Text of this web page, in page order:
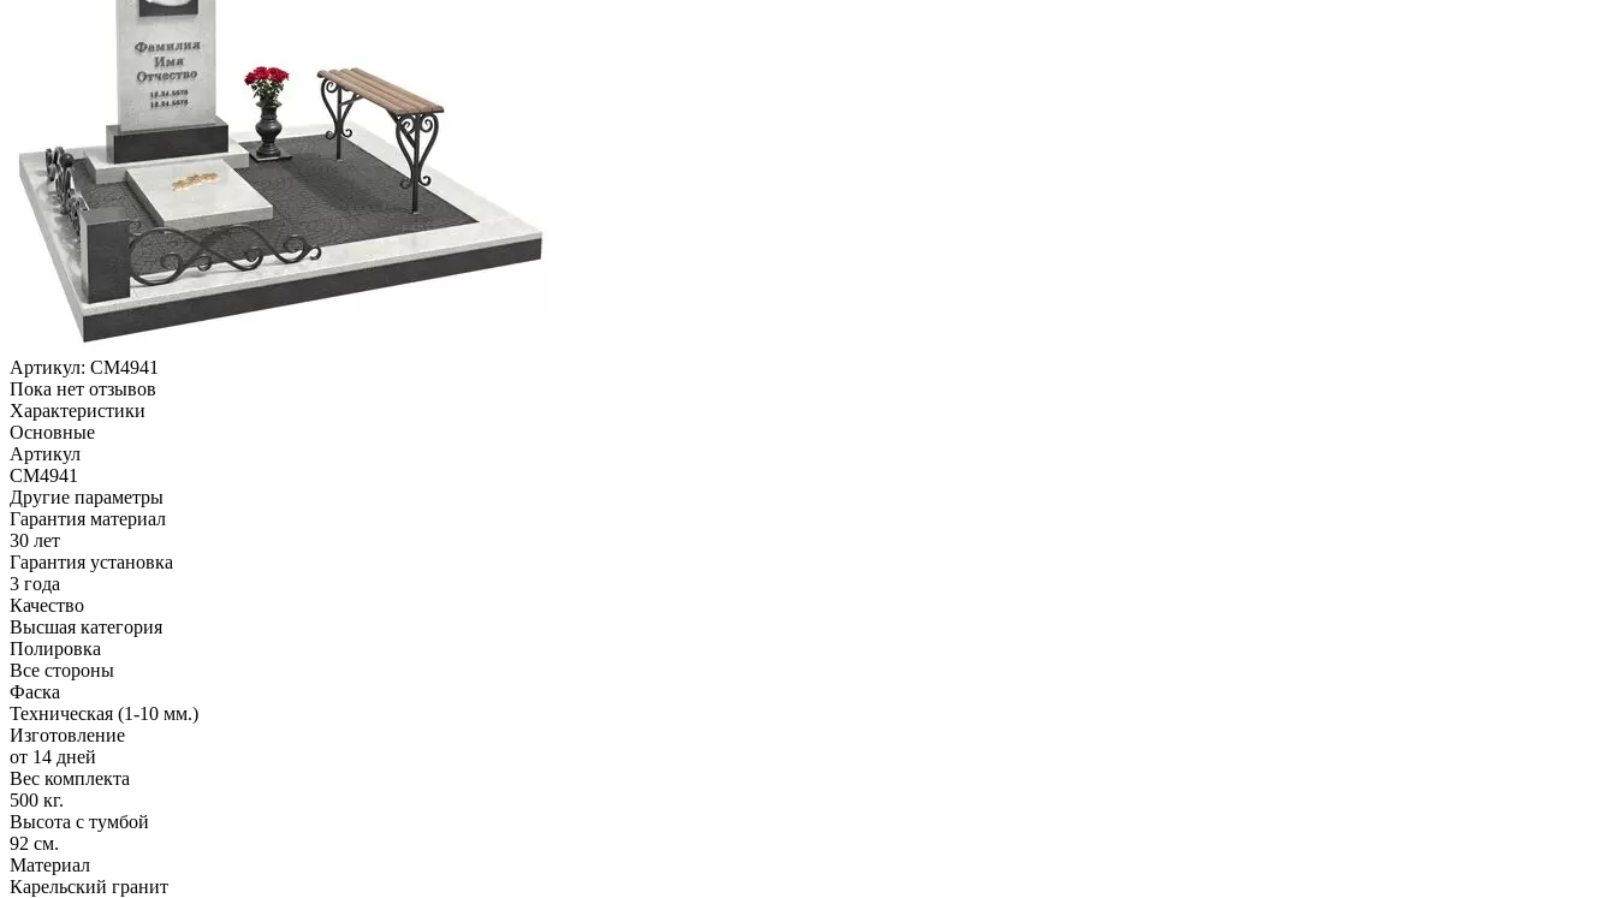
Артикул: CM4941
Пока нет отзывов
Характеристики
Основные
Артикул
CM4941
Другие параметры
Гарантия материал
30 лет
Гарантия установка
3 года
Качество
Высшая категория
Полировка
Все стороны
Фаска
Техническая (1-10 мм.)
Изготовление
от 14 дней
Вес комплекта
500 кг.
Высота с тумбой
92 см.
Материал
Карельский гранит